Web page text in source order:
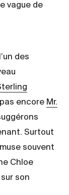
vague de
des
encore Mr.
Surtout
souvent
Chloe
son